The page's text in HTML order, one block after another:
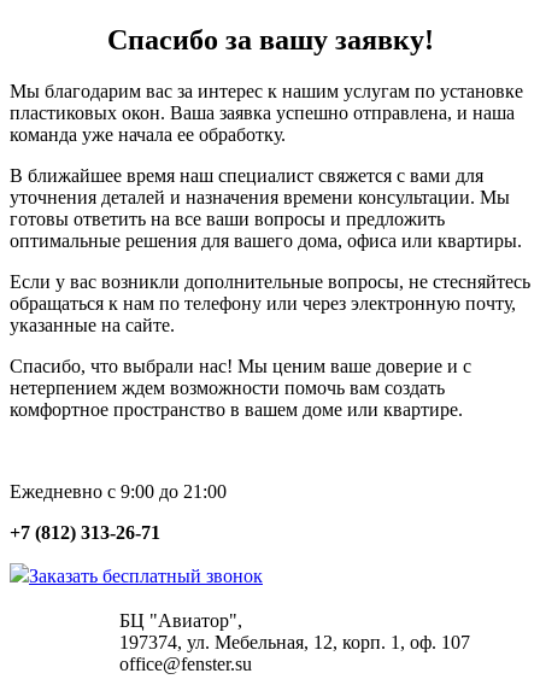
Спасибо за вашу заявку!
Мы благодарим вас за интерес к нашим услугам по установке
пластиковых окон. Ваша заявка успешно отправлена, и наша
команда уже начала ее обработку.
В ближайшее время наш специалист свяжется с вами для
уточнения деталей и назначения времени консультации. Мы
готовы ответить на все ваши вопросы и предложить
оптимальные решения для вашего дома, офиса или квартиры.
Если у вас возникли дополнительные вопросы, не стесняйтесь
обращаться к нам по телефону или через электронную почту,
указанные на сайте.
Спасибо, что выбрали нас! Мы ценим ваше доверие и с
нетерпением ждем возможности помочь вам создать
комфортное пространство в вашем доме или квартире.
Ежедневно с 9:00 до 21:00
+7 (812) 313-26-71
Заказать бесплатный звонок
БЦ "Авиатор",
197374, ул. Мебельная, 12, корп. 1, оф. 107
office@fenster.su